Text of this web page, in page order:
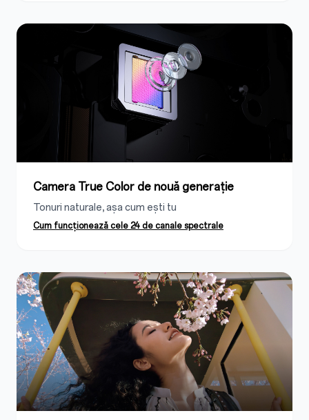
Camera True Color de nouă generație
Tonuri naturale, așa cum ești tu
Cum funcționează cele 24 de canale spectrale